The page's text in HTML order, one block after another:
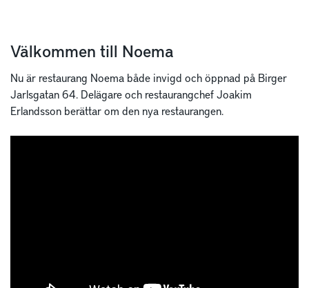
Välkommen till Noema
Nu är restaurang Noema både invigd och öppnad på Birger
Jarlsgatan 64. Delägare och restaurangchef Joakim
Erlandsson berättar om den nya restaurangen.